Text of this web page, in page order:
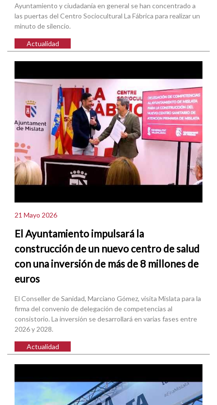
Ayuntamiento y ciudadanía en general se han concentrado a
las puertas del Centro Sociocultural La Fábrica para realizar un
minuto de silencio.
Actualidad
21 Mayo 2026
El Ayuntamiento impulsará la
construcción de un nuevo centro de salud
con una inversión de más de 8 millones de
euros
El Conseller de Sanidad, Marciano Gómez, visita Mislata para la
firma del convenio de delegación de competencias al
consistorio. La inversión se desarrollará en varias fases entre
2026 y 2028.
Actualidad